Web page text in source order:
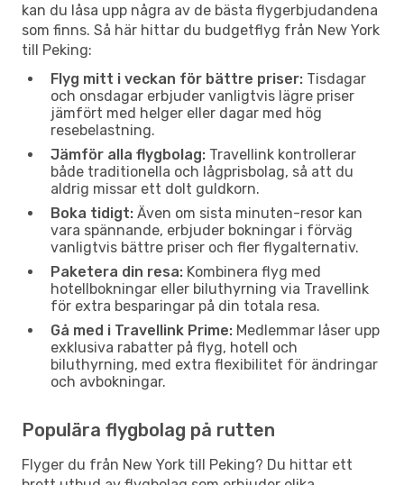
kan du låsa upp några av de bästa flygerbjudandena
som finns. Så här hittar du budgetflyg från New York
till Peking:
Flyg mitt i veckan för bättre priser: Tisdagar
och onsdagar erbjuder vanligtvis lägre priser
jämfört med helger eller dagar med hög
resebelastning.
Jämför alla flygbolag: Travellink kontrollerar
både traditionella och lågprisbolag, så att du
aldrig missar ett dolt guldkorn.
Boka tidigt: Även om sista minuten-resor kan
vara spännande, erbjuder bokningar i förväg
vanligtvis bättre priser och fler flygalternativ.
Paketera din resa: Kombinera flyg med
hotellbokningar eller biluthyrning via Travellink
för extra besparingar på din totala resa.
Gå med i Travellink Prime: Medlemmar låser upp
exklusiva rabatter på flyg, hotell och
biluthyrning, med extra flexibilitet för ändringar
och avbokningar.
Populära flygbolag på rutten
Flyger du från New York till Peking? Du hittar ett